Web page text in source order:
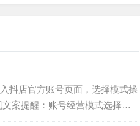
抖店官方账号页面，选择模式操
案提醒：账号经营模式选择，
查看每一种模式的差异第三